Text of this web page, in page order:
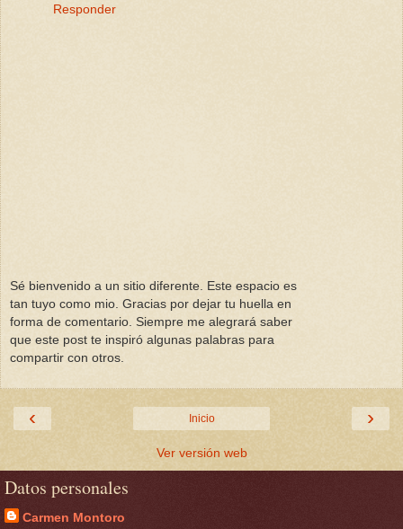
Responder
Sé bienvenido a un sitio diferente. Este espacio es
tan tuyo como mio. Gracias por dejar tu huella en
forma de comentario. Siempre me alegrará saber
que este post te inspiró algunas palabras para
compartir con otros.
‹ ›
Inicio
Ver versión web
Datos personales
Carmen Montoro